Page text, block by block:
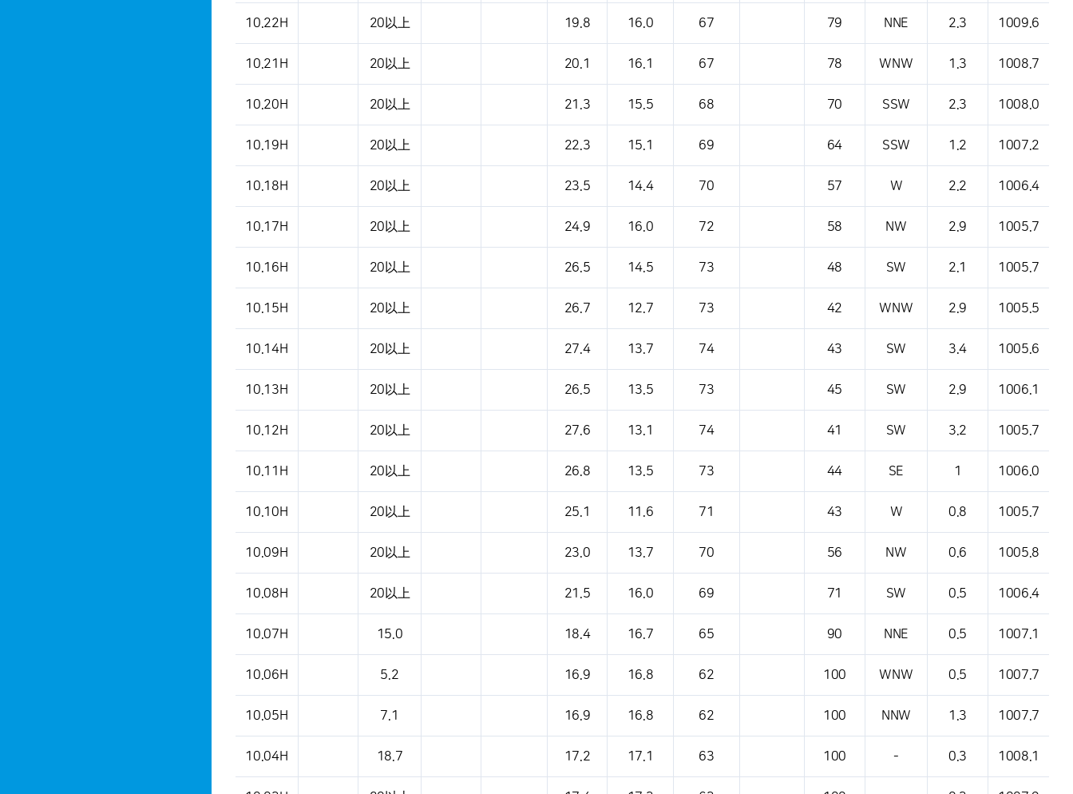
10.22H 20以上 19.8 16.0 67 79 NNE 2.3 1009.6
10.21H 20以上 20.1 16.1 67 78 WNW 1.3 1008.7
10.20H 20以上 21.3 15.5 68 70 SSW 2.3 1008.0
10.19H 20以上 22.3 15.1 69 64 SSW 1.2 1007.2
10.18H 20以上 23.5 14.4 70 57 W 2.2 1006.4
10.17H 20以上 24.9 16.0 72 58 NW 2.9 1005.7
10.16H 20以上 26.5 14.5 73 48 SW 2.1 1005.7
10.15H 20以上 26.7 12.7 73 42 WNW 2.9 1005.5
10.14H 20以上 27.4 13.7 74 43 SW 3.4 1005.6
10.13H 20以上 26.5 13.5 73 45 SW 2.9 1006.1
10.12H 20以上 27.6 13.1 74 41 SW 3.2 1005.7
10.11H 20以上 26.8 13.5 73 44 SE 1 1006.0
10.10H 20以上 25.1 11.6 71 43 W 0.8 1005.7
10.09H 20以上 23.0 13.7 70 56 NW 0.6 1005.8
10.08H 20以上 21.5 16.0 69 71 SW 0.5 1006.4
10.07H 15.0 18.4 16.7 65 90 NNE 0.5 1007.1
10.06H 5.2 16.9 16.8 62 100 WNW 0.5 1007.7
10.05H 7.1 16.9 16.8 62 100 NNW 1.3 1007.7
10.04H 18.7 17.2 17.1 63 100 - 0.3 1008.1